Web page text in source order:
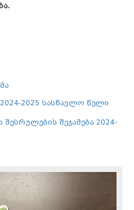
2025 სასწავლო წელი
შეჯამება 2024-